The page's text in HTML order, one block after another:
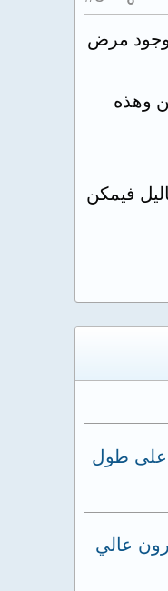
وجود مرض
وهذه
فيمكن
على طول
عالي